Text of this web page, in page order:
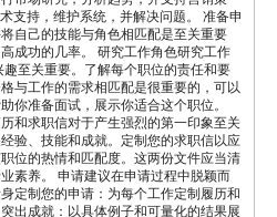
支持，维护系统，并解决问题。 准备申
自己的技能与角色相匹配是至关重要
成功的几率。 研究工作角色研究工作
至关重要。了解每个职位的责任和要
与工作的需求相匹配是很重要的，可以
你准备面试，展示你适合这个职位。
和求职信对于产生强烈的第一印象至关
验、技能和成就。定制您的求职信以应
位的热情和匹配度。这两份文件应当清
素养。 申请建议在申请过程中脱颖而
定制您的申请：为每个工作定制履历和
出成就：以具体例子和可量化的结果展